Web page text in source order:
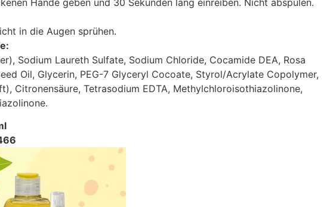
in die Augen sprühen.
Sodium Laureth Sulfate, Sodium Chloride, Cocamide DEA, Rosa
Oil, Glycerin, PEG-7 Glyceryl Cocoate, Styrol/Acrylate Copolymer,
Citronensäure, Tetrasodium EDTA, Methylchloroisothiazolinone,